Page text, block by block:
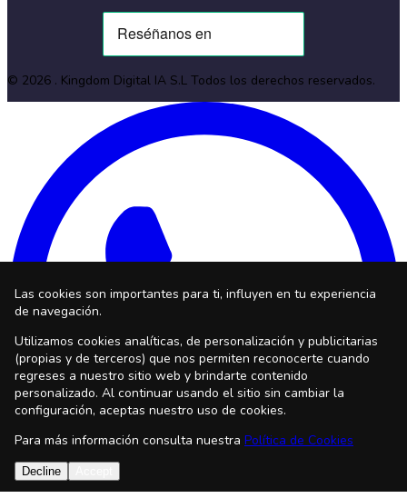
© 2026 . Kingdom Digital IA S.L Todos los derechos reservados.
Las cookies son importantes para ti, influyen en tu experiencia
de navegación.
Utilizamos cookies analíticas, de personalización y publicitarias
(propias y de terceros) que nos permiten reconocerte cuando
regreses a nuestro sitio web y brindarte contenido
personalizado. Al continuar usando el sitio sin cambiar la
configuración, aceptas nuestro uso de cookies.
Para más información consulta nuestra Política de Cookies
Decline